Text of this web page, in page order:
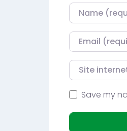
Nom
Courriel
Site internet
Save my